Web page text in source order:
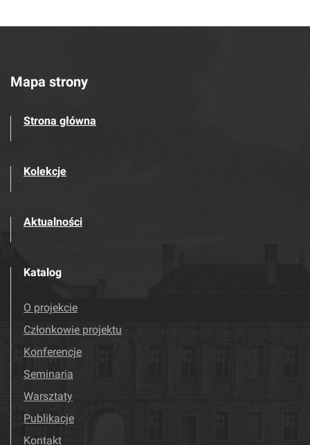
Mapa strony
Strona główna
Kolekcje
Aktualności
Katalog
O projekcie
Członkowie projektu
Konferencje
Seminaria
Warsztaty
Publikacje
Kontakt